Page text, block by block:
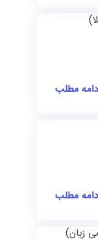
مطلب
مطلب